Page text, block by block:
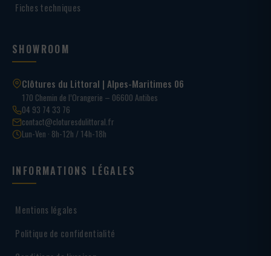
Fiches techniques
SHOWROOM
Clôtures du Littoral | Alpes-Maritimes 06
170 Chemin de l’Orangerie – 06600 Antibes
04 93 74 33 76
contact@cloturesdulittoral.fr
Lun-Ven · 8h-12h / 14h-18h
INFORMATIONS LÉGALES
Mentions légales
Politique de confidentialité